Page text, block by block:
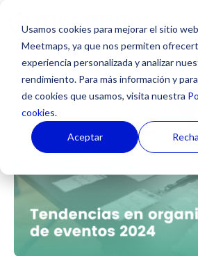
Usamos cookies para mejorar el sitio
Meetmaps, ya que nos permiten
experiencia personalizada y analizar
rendimiento. Para más información y
de cookies que usamos, visita nuestra
cookies.
Aceptar